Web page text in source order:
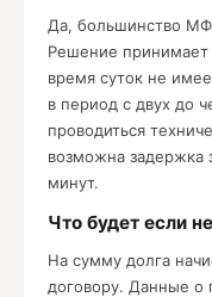
Да, большинство
Решение принимает
время суток не
в период с двух до
проводиться
возможна задержка
минут.
Что будет если
На сумму долга
договору. Данные о